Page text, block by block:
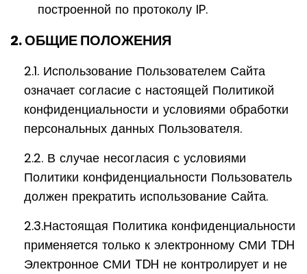
построенной по протоколу IP.
2. ОБЩИЕ ПОЛОЖЕНИЯ
2.1. Использование Пользователем Сайта
означает согласие с настоящей Политикой
конфиденциальности и условиями обработки
персональных данных Пользователя.
2.2. В случае несогласия с условиями
Политики конфиденциальности Пользователь
должен прекратить использование Сайта.
2.3.Настоящая Политика конфиденциальности
применяется только к электронному СМИ TDH
Электронное СМИ TDH не контролирует и не